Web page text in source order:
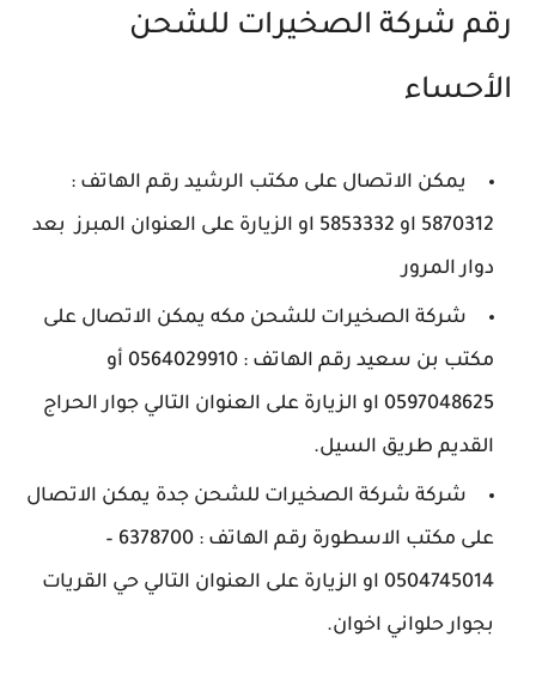
رقم شركة الصخيرات للشحن
الأحساء
يمكن الاتصال على مكتب الرشيد رقم الهاتف :
5870312 او 5853332 او الزيارة على العنوان المبرز بعد
دوار المرور
شركة الصخيرات للشحن مكه يمكن الاتصال على
مكتب بن سعيد رقم الهاتف : 0564029910 أو
0597048625 او الزيارة على العنوان التالي جوار الحراج
القديم طريق السيل.
شركة شركة الصخيرات للشحن جدة يمكن الاتصال
على مكتب الاسطورة رقم الهاتف : 6378700 –
0504745014 او الزيارة على العنوان التالي حي القريات
بجوار حلواني اخوان.